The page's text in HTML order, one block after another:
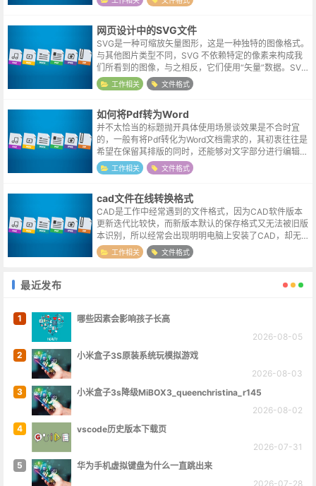
无误，在电脑上也是可以...
网页设计中的SVG文件
SVG是一种可缩放矢量图形，这是一种独特的图像格式。
与其他图片类型不同，SVG 不依赖特定的像素来构成我
们所看到的图像，与之相反，它们使用“矢量”数据。SVG
图形的优点支持缩放：用户可以任意缩放图像显示，而不
会破坏图像的清晰度、细节等...
工作相关 文件格式
如何将Pdf转为Word
并不太恰当的标题抛开具体使用场景谈效果是不合时宜
的，一般有将Pdf转化为Word文档需求的，其初衷往往是
希望在保留其排版的同时，还能够对文字部分进行编辑。
一方面当前的转换技术大部分使用了Ocr识别，对文字识
别倒是能做到精确匹配，但对于...
工作相关 文件格式
cad文件在线转换格式
CAD是工作中经常遇到的文件格式，因为CAD软件版本
更新迭代比较快，而新版本默认的保存格式又无法被旧版
本识别，所以经常会出现明明电脑上安装了CAD，却无法
打开客户发送过来的相关图纸文件的情况。如果能直接联
系到制图人员，那当然是极好的，...
工作相关 文件格式
最近发布
1
哪些因素会影响孩子长高
2026-08-05
2
小米盒子3S原装系统玩模拟游戏
2026-08-03
3
小米盒子3s降级MiBOX3_queenchristina_r145
2026-08-02
4
vscode历史版本下载页
2026-07-31
5
华为手机虚拟键盘为什么一直跳出来
2026-07-28